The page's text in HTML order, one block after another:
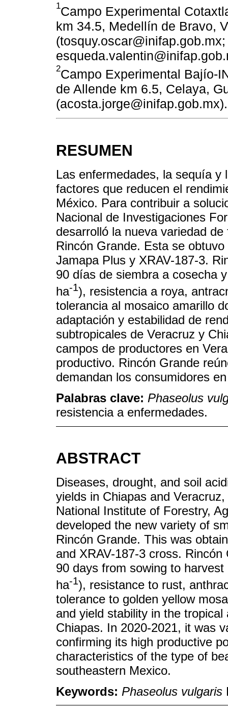
1Campo Experimental
km 34.5, Medellín de Bravo,
2Campo Experimental Bajío-
de Allende km 6.5, Celaya,
(acosta.jorge@inifap.gob.mx).
RESUMEN
Las enfermedades, la sequía y
factores que reducen el
México. Para contribuir a
Nacional de Investigaciones
desarrolló la nueva variedad
Rincón Grande. Esta se
Jamapa Plus y XRAV-187-3.
90 días de siembra a cosecha
ha-1), resistencia a roya,
tolerancia al mosaico amarillo
adaptación y estabilidad de
subtropicales de Veracruz y
campos de productores en
productivo. Rincón Grande
demandan los consumidores
Palabras clave: Phaseolus
resistencia a enfermedades.
ABSTRACT
Diseases, drought, and soil
yields in Chiapas and
National Institute of Forestry,
developed the new variety of
Rincón Grande. This was
and XRAV-187-3 cross.
90 days from sowing to
ha-1), resistance to rust,
tolerance to golden yellow
and yield stability in the
Chiapas. In 2020-2021, it was
confirming its high productive
characteristics of the type of
southeastern Mexico.
Keywords: Phaseolus vulgaris